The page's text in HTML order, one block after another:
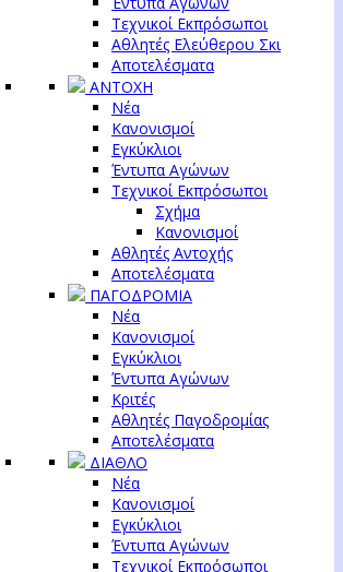
Τεχνικοί Εκπρόσωποι
Αθλητές Ελεύθερου Σκι
Αποτελέσματα
ΑΝΤΟΧΗ
Νέα
Κανονισμοί
Εγκύκλιοι
Έντυπα Αγώνων
Τεχνικοί Εκπρόσωποι
Σχήμα
Κανονισμοί
Αθλητές Αντοχής
Αποτελέσματα
ΠΑΓΟΔΡΟΜΙΑ
Νέα
Κανονισμοί
Εγκύκλιοι
Έντυπα Αγώνων
Κριτές
Αθλητές Παγοδρομίας
Αποτελέσματα
ΔΙΑΘΛΟ
Νέα
Κανονισμοί
Εγκύκλιοι
Έντυπα Αγώνων
Τεχνικοί Εκπρόσωποι